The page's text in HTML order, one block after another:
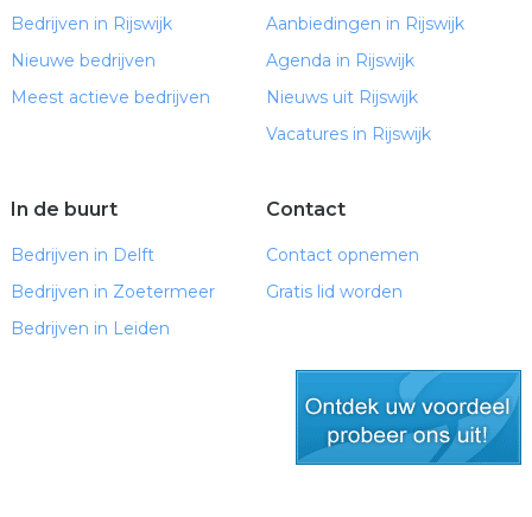
Bedrijven in Rijswijk
Nieuwe bedrijven
Meest actieve bedrijven
Aanbiedingen in Rijswijk
Agenda in Rijswijk
Nieuws uit Rijswijk
Vacatures in Rijswijk
In de buurt
Bedrijven in Delft
Bedrijven in Zoetermeer
Bedrijven in Leiden
Contact
Contact opnemen
Gratis lid worden